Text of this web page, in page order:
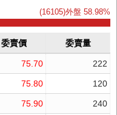
(16105)外盤 58.98%
委賣價 委賣量
75.70 222
75.80 120
75.90 240